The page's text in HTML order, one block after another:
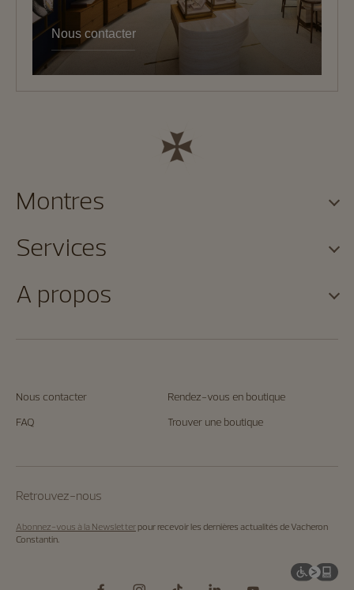
Nous contacter
Nous contacter
Rendez-vous en boutique
FAQ
Trouver une boutique
Retrouvez-nous
Abonnez-vous à la Newsletter pour recevoir les dernières actualités de Vacheron
Constantin.
Montres
Services
A propos